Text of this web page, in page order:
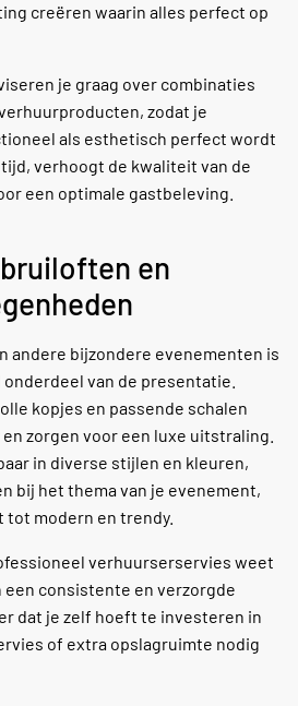
creëren waarin alles perfect op
je graag over combinaties
zodat je
als esthetisch perfect wordt
verhoogt de kwaliteit van de
een optimale gastbeleving.
en
andere bijzondere evenementen is
van de presentatie.
kopjes en passende schalen
zorgen voor een luxe uitstraling.
in diverse stijlen en kleuren,
bij het thema van je evenement,
tot modern en trendy.
verhuurserservies weet
een consistente en verzorgde
dat je zelf hoeft te investeren in
of extra opslagruimte nodig